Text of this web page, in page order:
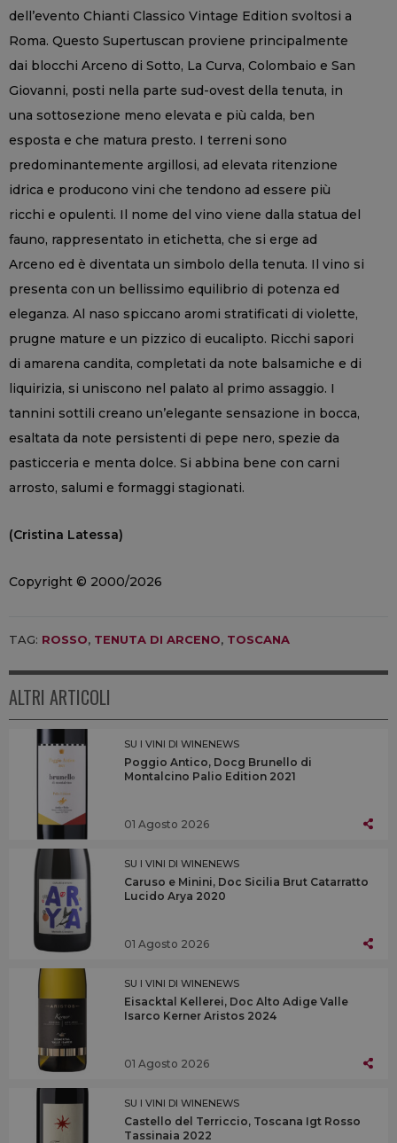
dell’evento Chianti Classico Vintage Edition svoltosi a
Roma. Questo Supertuscan proviene principalmente
dai blocchi Arceno di Sotto, La Curva, Colombaio e San
Giovanni, posti nella parte sud-ovest della tenuta, in
una sottosezione meno elevata e più calda, ben
esposta e che matura presto. I terreni sono
predominantemente argillosi, ad elevata ritenzione
idrica e producono vini che tendono ad essere più
ricchi e opulenti. Il nome del vino viene dalla statua del
fauno, rappresentato in etichetta, che si erge ad
Arceno ed è diventata un simbolo della tenuta. Il vino si
presenta con un bellissimo equilibrio di potenza ed
eleganza. Al naso spiccano aromi stratificati di violette,
prugne mature e un pizzico di eucalipto. Ricchi sapori
di amarena candita, completati da note balsamiche e di
liquirizia, si uniscono nel palato al primo assaggio. I
tannini sottili creano un’elegante sensazione in bocca,
esaltata da note persistenti di pepe nero, spezie da
pasticceria e menta dolce. Si abbina bene con carni
arrosto, salumi e formaggi stagionati.
(Cristina Latessa)
Copyright © 2000/2026
TAG: ROSSO, TENUTA DI ARCENO, TOSCANA
ALTRI ARTICOLI
SU I VINI DI WINENEWS
Poggio Antico, Docg Brunello di
Montalcino Palio Edition 2021
01 Agosto 2026
SU I VINI DI WINENEWS
Caruso e Minini, Doc Sicilia Brut Catarratto
Lucido Arya 2020
01 Agosto 2026
SU I VINI DI WINENEWS
Eisacktal Kellerei, Doc Alto Adige Valle
Isarco Kerner Aristos 2024
01 Agosto 2026
SU I VINI DI WINENEWS
Castello del Terriccio, Toscana Igt Rosso
Tassinaia 2022